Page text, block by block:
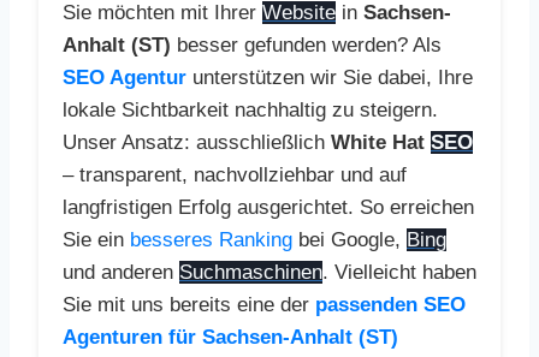
Sie möchten mit Ihrer Website in Sachsen-
Anhalt (ST) besser gefunden werden? Als
SEO Agentur unterstützen wir Sie dabei, Ihre
lokale Sichtbarkeit nachhaltig zu steigern.
Unser Ansatz: ausschließlich White Hat SEO
– transparent, nachvollziehbar und auf
langfristigen Erfolg ausgerichtet. So erreichen
Sie ein besseres Ranking bei Google, Bing
und anderen Suchmaschinen. Vielleicht haben
Sie mit uns bereits eine der passenden SEO
Agenturen für Sachsen-Anhalt (ST)